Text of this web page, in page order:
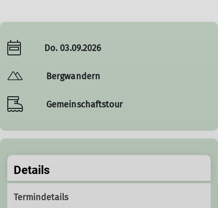
Do. 03.09.2026
Bergwandern
Gemeinschaftstour
Details
Termindetails